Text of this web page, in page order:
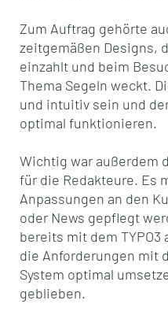
Zum Auftrag gehörte
zeitgemäßen Designs,
einzahlt und beim
Thema Segeln weckt.
und intuitiv sein und
optimal funktionieren.
Wichtig war außerdem
für die Redakteure. Es
Anpassungen an den
oder News gepflegt
bereits mit dem
die Anforderungen mit
System optimal
geblieben.